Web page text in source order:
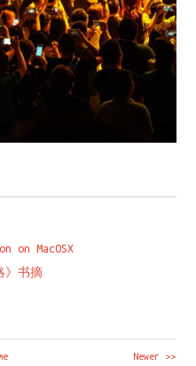
on MacOSX
》书摘
Newer >>